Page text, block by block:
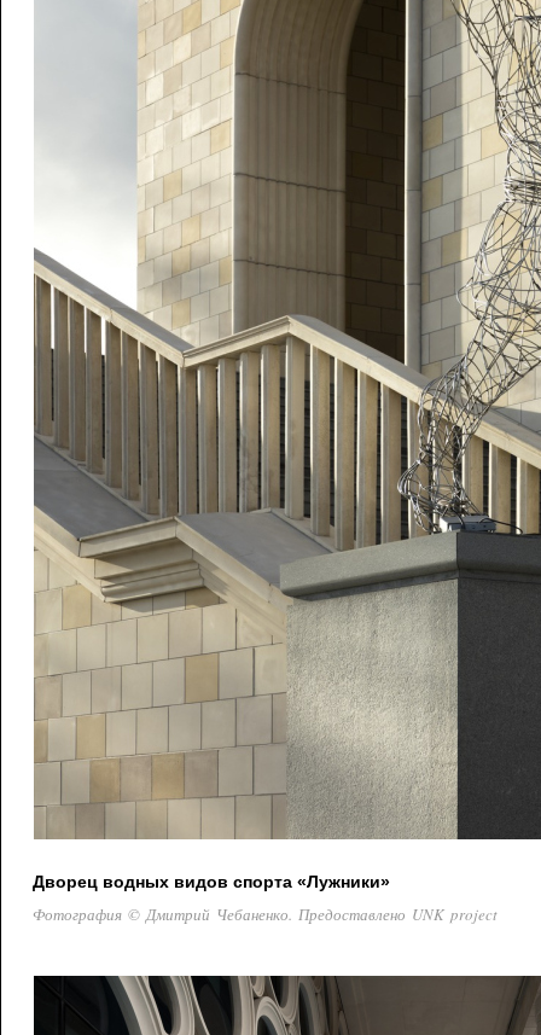
Дворец водных видов спорта «Лужники»
Фотография © Дмитрий Чебаненко. Предоставлено UNK project